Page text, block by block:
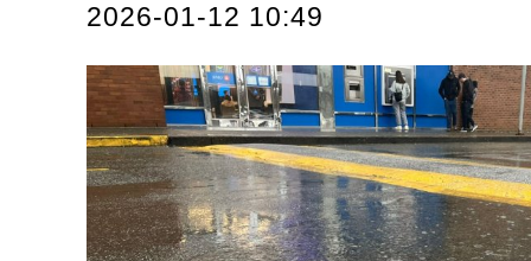
2026-01-12 10:49